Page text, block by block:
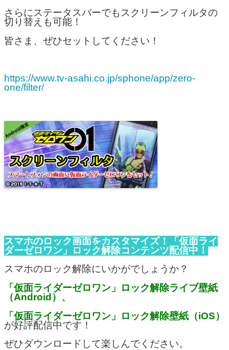
さらにステータスバーでもスクリーンフィルタの
切り替えも可能！
皆さま、ぜひセットしてください！
https://www.tv-asahi.co.jp/sphone/app/zero-
one/filter/
スマホのロック画面をカスタマイズ！「仮面ライ
ダーゼロワン」ロック解除コンテンツ配信中！
スマホのロック解除にいかがでしょうか？
「仮面ライダーゼロワン」ロック解除ライブ壁紙
（Android）、
「仮面ライダーゼロワン」ロック解除壁紙（iOS）
が好評配信中です！
ぜひダウンロードして楽しんでください。